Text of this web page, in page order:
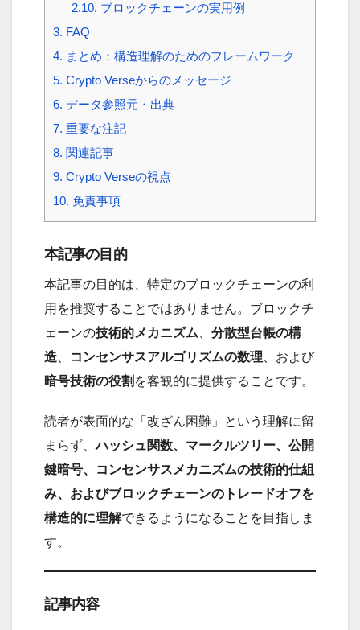
2.10. ブロックチェーンの実用例
3. FAQ
4. まとめ：構造理解のためのフレームワーク
5. Crypto Verseからのメッセージ
6. データ参照元・出典
7. 重要な注記
8. 関連記事
9. Crypto Verseの視点
10. 免責事項
本記事の目的
本記事の目的は、特定のブロックチェーンの利
用を推奨することではありません。ブロックチ
ェーンの技術的メカニズム
分散型台帳の構
造
コンセンサスアルゴリズムの数理 、および
暗号技術の役割 を客観的に提供することです。
読者が表面的な「改ざん困難」という理解に留
まらず、ハッシュ関数、マークルツリー、公開
鍵暗号、コンセンサスメカニズムの技術的仕組
み、およびブロックチェーンのトレードオフを
構造的に理解できるようになることを目指しま
す。
記事内容